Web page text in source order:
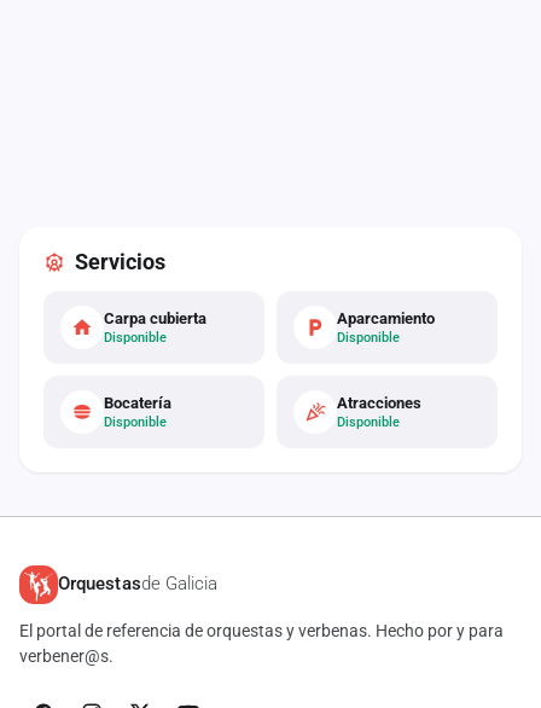
Servicios
Carpa cubierta
Disponible
Aparcamiento
Disponible
Bocatería
Disponible
Atracciones
Disponible
Orquestasde Galicia
El portal de referencia de orquestas y verbenas. Hecho por y para
verbener@s.